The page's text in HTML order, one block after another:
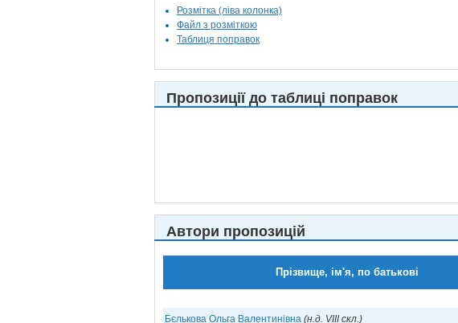
Розмітка (ліва колонка)
Файл з розміткою
Таблиця поправок
Пропозиції до таблиці поправок
Автори пропозицій
Прізвище, ім'я, по батькові
Бєлькова Ольга Валентинівна (н.д. VIII скл.)